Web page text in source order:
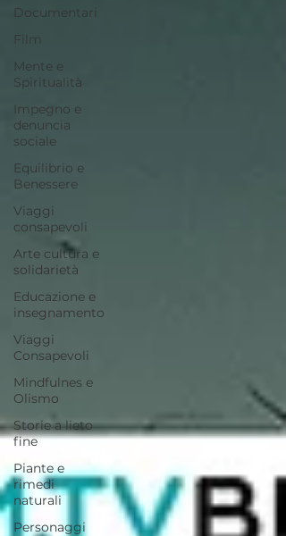
Documentari
Film
Mente e
Spiritualità
Impegno e
denuncia
sociale
Equilibrio e
Benessere
Viaggi
consapevoli
Arte cultura e
solidarietà
Educazione e
insegnamento
Viaggi
Consapevoli
Mindfulnes e
Olismo
Storie a lieto
fine
Piante e
rimedi
naturali
Personaggi